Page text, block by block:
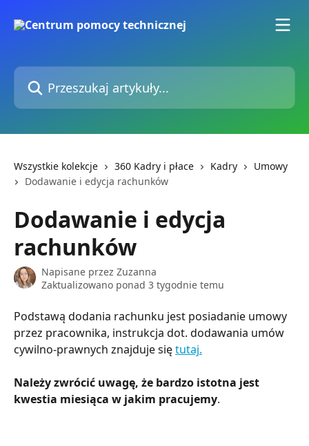
Przeszukaj artykuły...
Wszystkie kolekcje 360 Kadry i płace Kadry
Umowy
Dodawanie i edycja rachunków
Dodawanie i edycja
rachunków
Napisane przez Zuzanna
Zaktualizowano ponad 3 tygodnie temu
Podstawą dodania rachunku jest posiadanie umowy
przez pracownika, instrukcja dot. dodawania umów
cywilno-prawnych znajduje się tutaj.
Należy zwrócić uwagę, że bardzo istotna jest
kwestia miesiąca w jakim pracujemy.